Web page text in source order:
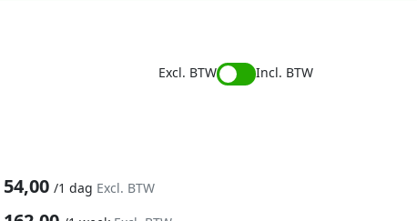
Excl. BTW
Incl. BTW
54,00 /1 dag Excl. BTW